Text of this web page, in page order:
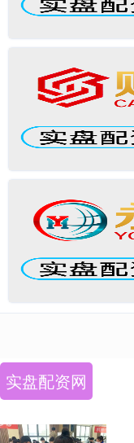
实盘配资网